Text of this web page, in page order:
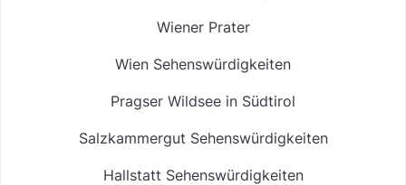
Wiener Prater
Wien Sehenswürdigkeiten
Pragser Wildsee in Südtirol
Salzkammergut Sehenswürdigkeiten
Hallstatt Sehenswürdigkeiten